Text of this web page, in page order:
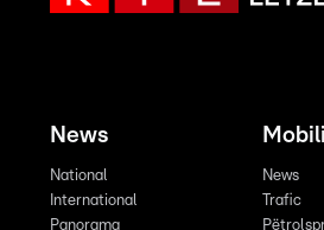
News
National
International
Panorama
News
Trafic